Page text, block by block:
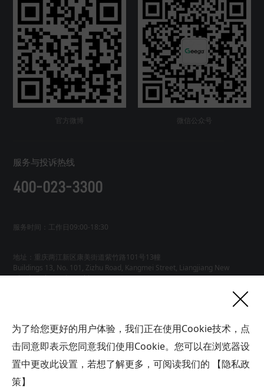
官方微博 微信公众号
服务与投诉热线
400-023-3300
服务时间：工作日09:00-18:30
地址：重庆两江新区康美街道紫竹路101号13幢
Buildings 13, No. 101, Zizhu Road, Kangmei Street, Liangjiang New
网站地图 工业AI智能体
版权所有广域铭岛数字科技有限公司 GYMD Digital Technology
Co.,
帮助中心
我们
为了给您更好的用户体验，我们正在使用Cookie技术，点
击同意即表示您同意我们使用Cookie。您可以在浏览器设
置中更改此设置，若想了解更多，可阅读我们的
【隐私政
策】